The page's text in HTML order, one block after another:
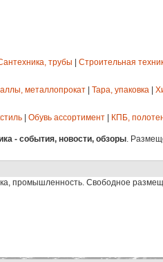
трубы Строительная
металлопрокат Тара, упаковка
Обувь ассортимент КПБ,
- события, новости, обзоры.
промышленность. Свободное